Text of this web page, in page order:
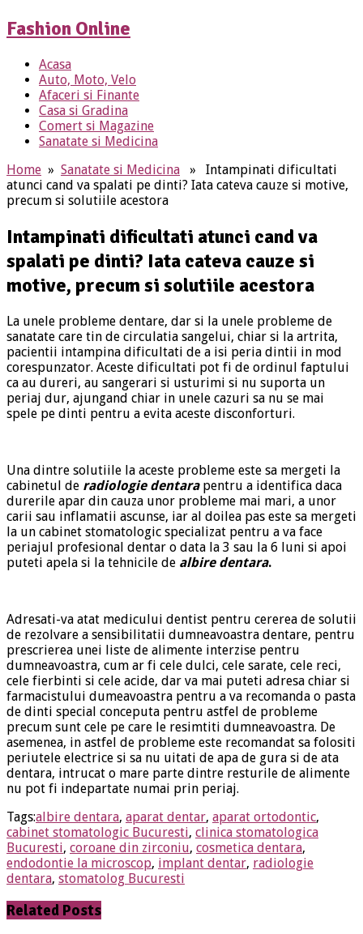
Fashion Online
Acasa
Auto, Moto, Velo
Afaceri si Finante
Casa si Gradina
Comert si Magazine
Sanatate si Medicina
Home » Sanatate si Medicina » Intampinati dificultati
atunci cand va spalati pe dinti? Iata cateva cauze si motive,
precum si solutiile acestora
Intampinati dificultati atunci cand va
spalati pe dinti? Iata cateva cauze si
motive, precum si solutiile acestora
La unele probleme dentare, dar si la unele probleme de
sanatate care tin de circulatia sangelui, chiar si la artrita,
pacientii intampina dificultati de a isi peria dintii in mod
corespunzator. Aceste dificultati pot fi de ordinul faptului
ca au dureri, au sangerari si usturimi si nu suporta un
periaj dur, ajungand chiar in unele cazuri sa nu se mai
spele pe dinti pentru a evita aceste disconforturi.
Una dintre solutiile la aceste probleme este sa mergeti la
cabinetul de radiologie dentarapentru a identifica daca
durerile apar din cauza unor probleme mai mari, a unor
carii sau inflamatii ascunse, iar al doilea pas este sa mergeti
la un cabinet stomatologic specializat pentru a va face
periajul profesional dentar o data la 3 sau la 6 luni si apoi
puteti apela si la tehnicile de albire dentara.
Adresati-va atat medicului dentist pentru cererea de solutii
de rezolvare a sensibilitatii dumneavoastra dentare, pentru
prescrierea unei liste de alimente interzise pentru
dumneavoastra, cum ar fi cele dulci, cele sarate, cele reci,
cele fierbinti si cele acide, dar va mai puteti adresa chiar si
farmacistului dumeavoastra pentru a va recomanda o pasta
de dinti special conceputa pentru astfel de probleme
precum sunt cele pe care le resimtiti dumneavoastra. De
asemenea, in astfel de probleme este recomandat sa folositi
periutele electrice si sa nu uitati de apa de gura si de ata
dentara, intrucat o mare parte dintre resturile de alimente
nu pot fi indepartate numai prin periaj.
Tags:albire dentara, aparat dentar, aparat ortodontic,
cabinet stomatologic Bucuresti, clinica stomatologica
Bucuresti, coroane din zirconiu, cosmetica dentara,
endodontie la microscop, implant dentar, radiologie
dentara, stomatolog Bucuresti
Related Posts